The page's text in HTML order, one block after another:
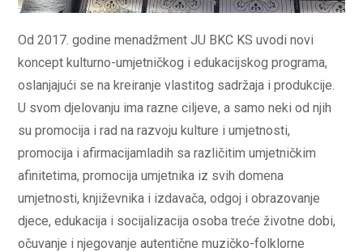
Od 2017. godine menadžment JU BKC KS uvodi novi
koncept kulturno-umjetničkog i edukacijskog programa,
oslanjajući se na kreiranje vlastitog sadržaja i produkcije.
U svom djelovanju ima razne ciljeve, a samo neki od njih
su promocija i rad na razvoju kulture i umjetnosti,
promocija i afirmacijamladih sa različitim umjetničkim
afinitetima, promocija umjetnika iz svih domena
umjetnosti, književnika i izdavača, odgoj i obrazovanje
djece, edukacija i socijalizacija osoba treće životne dobi,
očuvanje i njegovanje autentične muzičko-folklorne